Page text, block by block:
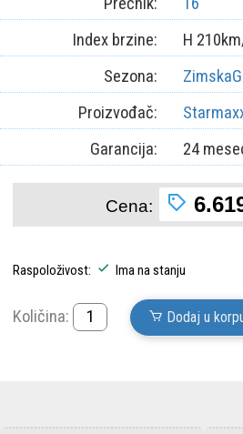
Index brzine:
H
Sezona:
Proizvođač:
Garancija:
24
Cena:
Raspoloživost: Ima na stanju
Količina: Dodaj u